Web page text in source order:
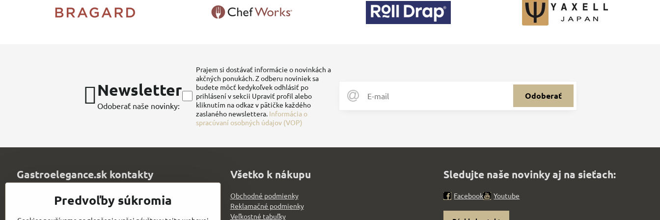
Newsletter
Odoberať naše novinky:
Odoberať
Prajem si dostávať informácie o novinkách a
akčných ponukách. Z odberu noviniek sa
budete môcť kedykoľvek odhlásiť po
prihlásení v sekcii Upraviť profil alebo
kliknutím na odkaz v pätičke každého
zaslaného newslettera. Informácia o
spracúvaní osobných údajov (VOP)
Gastroelegance.sk kontakty
Juvitex, s​.r​.o​.
Trenčianska 1320
Púchov 020 01
Všetko k nákupu
Obchodné podmienky
Reklamačné podmienky
Veľkostné tabuľky
Sledujte naše novinky aj na sieťach:
Facebook Youtube
Predvoľby súkromia